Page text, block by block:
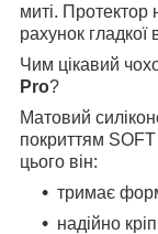
миті. Протектор
рахунок гладкої
Чим цікавий
Pro?
Матовий
покриттям
цього він:
тримає
надійно